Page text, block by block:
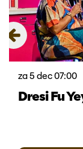
Dresi Fu
za 5 dec07:00